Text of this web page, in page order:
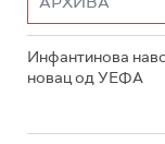
Инфантинова
новац од УЕФА